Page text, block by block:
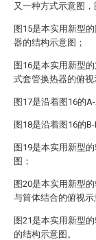
又一种方式示意图
图15是本实用新型
器的结构示意图；
图16是本实用新型
式套管换热器的俯视
图17是沿着图16的
图18是沿着图16的
图19是本实用新型
图；
图20是本实用新型
与筒体结合的俯视示
图21是本实用新型
的结构示意图。